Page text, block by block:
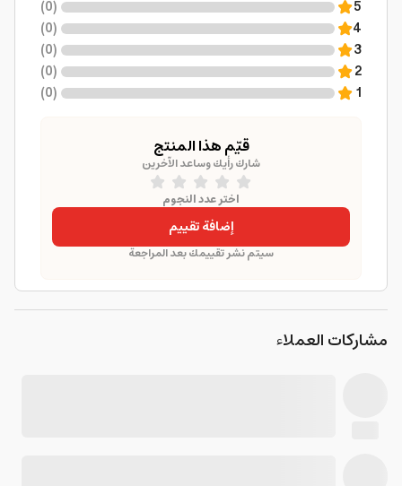
5
(
0
)
4
(
0
)
3
(
0
)
2
(
0
)
1
(
0
)
قيّم هذا المنتج
شارك رأيك وساعد الآخرين
اختر عدد النجوم
إضافة تقييم
سيتم نشر تقييمك بعد المراجعة
مشاركات العملاء